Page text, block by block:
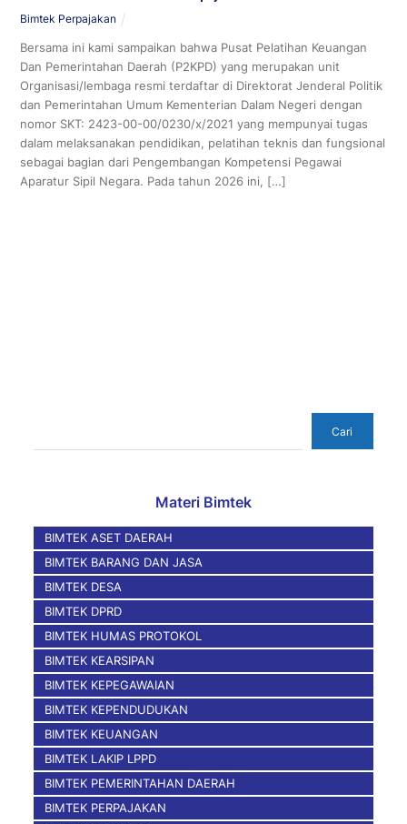
Bimtek Perpajakan
Bersama ini kami sampaikan bahwa Pusat Pelatihan Keuangan
Dan Pemerintahan Daerah (P2KPD) yang merupakan unit
Organisasi/lembaga resmi terdaftar di Direktorat Jenderal Politik
dan Pemerintahan Umum Kementerian Dalam Negeri dengan
nomor SKT: 2423-00-00/0230/x/2021 yang mempunyai tugas
dalam melaksanakan pendidikan, pelatihan teknis dan fungsional
sebagai bagian dari Pengembangan Kompetensi Pegawai
Aparatur Sipil Negara. Pada tahun 2026 ini, […]
Cari
Materi Bimtek
BIMTEK ASET DAERAH
BIMTEK BARANG DAN JASA
BIMTEK DESA
BIMTEK DPRD
BIMTEK HUMAS PROTOKOL
BIMTEK KEARSIPAN
BIMTEK KEPEGAWAIAN
BIMTEK KEPENDUDUKAN
BIMTEK KEUANGAN
BIMTEK LAKIP LPPD
BIMTEK PEMERINTAHAN DAERAH
BIMTEK PERPAJAKAN